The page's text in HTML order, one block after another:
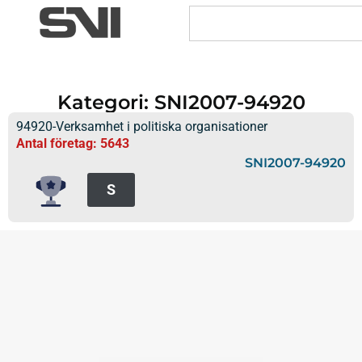
Kategori: SNI2007-94920
94920-Verksamhet i politiska organisationer
Antal företag: 5643
SNI2007-94920
S